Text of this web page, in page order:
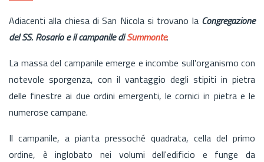
Adiacenti alla chiesa di San Nicola si trovano laCongregazione
del SS. Rosario e il campanile diSummonte.
La massa del campanile emerge e incombe sull'organismo con
notevole sporgenza, con il vantaggio degli stipiti in pietra
delle finestre ai due ordini emergenti, le cornici in pietra e le
numerose campane.
Il campanile, a pianta pressoché quadrata, cella del primo
ordine, è inglobato nei volumi dell'edificio e funge da